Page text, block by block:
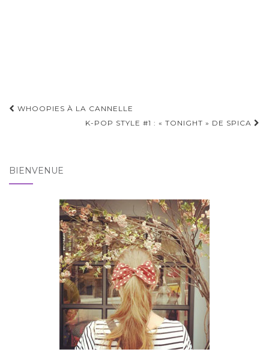
Pagination
WHOOPIES À LA CANNELLE
K-POP STYLE #1 : « TONIGHT » DE SPICA
BIENVENUE